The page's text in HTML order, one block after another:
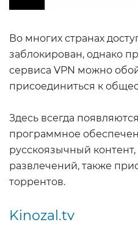
Во многих странах
заблокирован, однако
сервиса VPN можно
присоединиться к
Здесь всегда
программное
русскоязычный
развлечений, также
торрентов.
Kinozal.tv